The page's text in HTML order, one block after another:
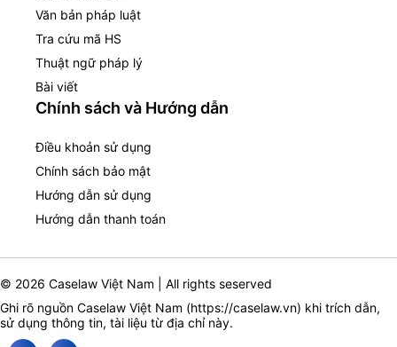
Văn bản pháp luật
Tra cứu mã HS
Thuật ngữ pháp lý
Bài viết
Chính sách và Hướng dẫn
Điều khoản sử dụng
Chính sách bảo mật
Hướng dẫn sử dụng
Hướng dẫn thanh toán
© 2026 Caselaw Việt Nam | All rights seserved
Ghi rõ nguồn Caselaw Việt Nam (https://caselaw.vn) khi trích dẫn,
sử dụng thông tin, tài liệu từ địa chỉ này.